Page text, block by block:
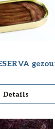
Details